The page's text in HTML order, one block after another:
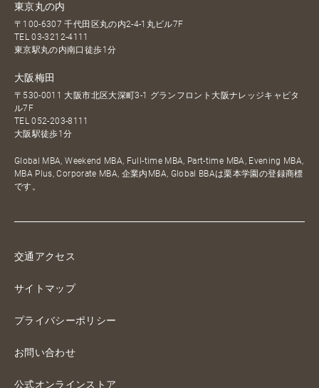
東京丸の内
〒100-6307 千代田区丸の内2-4-1丸ビル7F
TEL03-3212-4111
東京駅丸の内南口徒歩1分
大阪梅田
〒530-0011 大阪市北区大深町3-1 グランフロント大阪ナレッジキャピタ
ル7F
TEL052-203-8111
大阪駅徒歩1分
Global MBA, Weekend MBA, Full-time MBA, Part-time MBA, Evening MBA,
MBA Plus, Corporate MBA, 企業内MBA, Global BBAは栗本学園の登録商標
です。
交通アクセス
サイトマップ
プライバシーポリシー
お問い合わせ
公式オンラインストア